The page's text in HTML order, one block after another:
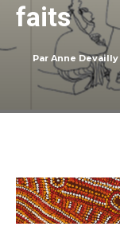
faits
Par Anne Devailly